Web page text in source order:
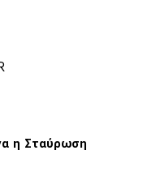
η Σταύρωση